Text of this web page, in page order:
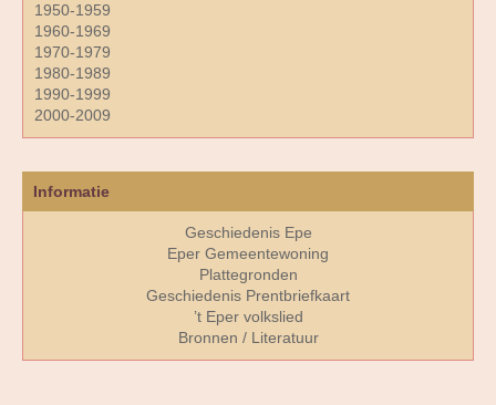
1950-1959
1960-1969
1970-1979
1980-1989
1990-1999
2000-2009
Informatie
Geschiedenis Epe
Eper Gemeentewoning
Plattegronden
Geschiedenis Prentbriefkaart
’t Eper volkslied
Bronnen / Literatuur